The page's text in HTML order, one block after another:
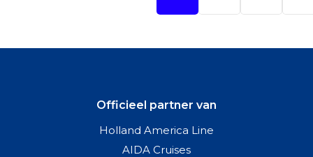
Officieel partner van
Holland America Line
AIDA Cruises